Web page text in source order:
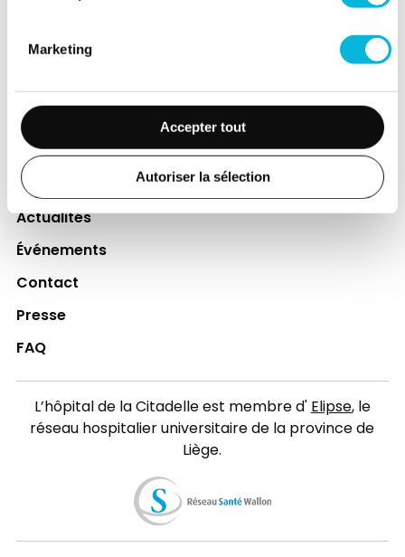
Marketing
Accepter tout
Autoriser la sélection
Professionnels de la santé
Jobs
Accès collaborateurs et médecins Citadelle
(Extranet)
Actualités
Événements
Contact
Presse
FAQ
L’hôpital de la Citadelle est membre d'Elipse, le
réseau hospitalier universitaire de la province de
Liège.